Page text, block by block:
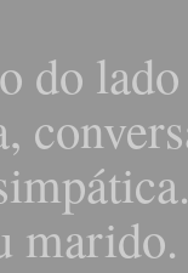
do
marido.